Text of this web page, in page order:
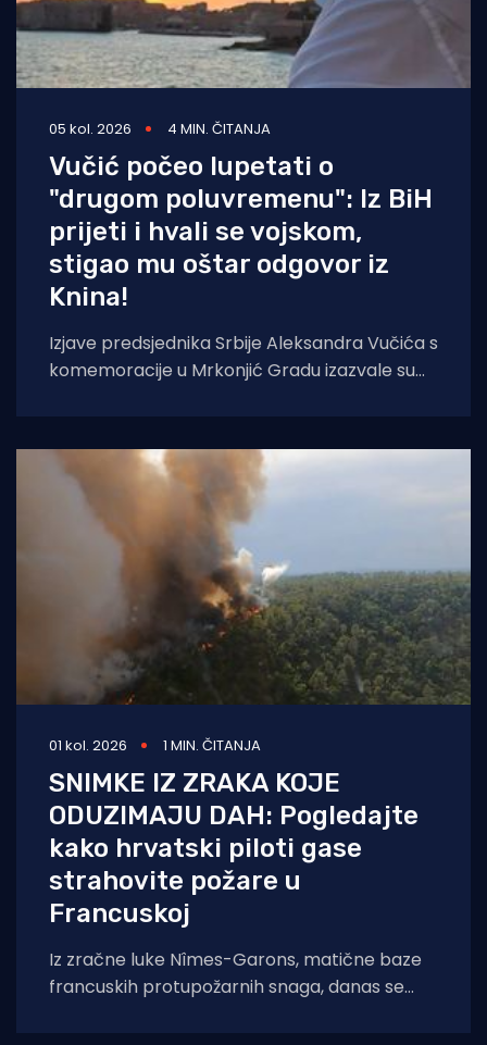
05 kol. 2026 4 MIN. ČITANJA
Vučić počeo lupetati o
"drugom poluvremenu": Iz BiH
prijeti i hvali se vojskom,
stigao mu oštar odgovor iz
Knina!
Izjave predsjednika Srbije Aleksandra Vučića s
komemoracije u Mrkonjić Gradu izazvale su
01 kol. 2026 1 MIN. ČITANJA
SNIMKE IZ ZRAKA KOJE
ODUZIMAJU DAH: Pogledajte
kako hrvatski piloti gase
strahovite požare u
Francuskoj
Iz zračne luke Nîmes-Garons, matične baze
francuskih protupožarnih snaga, danas se